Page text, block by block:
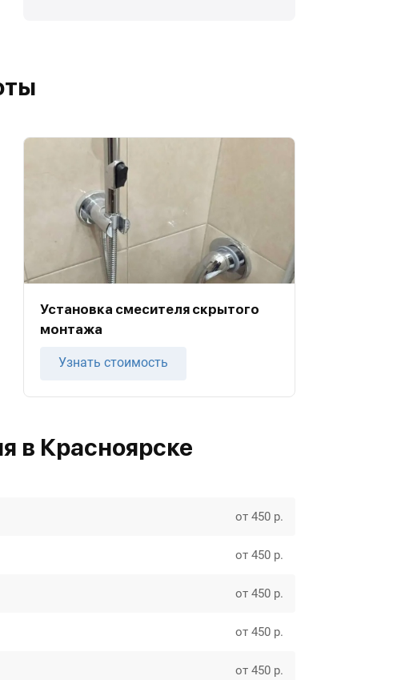
Установка смесителя скрытого
монтажа
Узнать стоимость
в Красноярске
от 450 р.
от 450 р.
от 450 р.
от 450 р.
от 450 р.